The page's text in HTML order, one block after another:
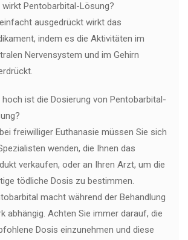
wirkt Pentobarbital-Lösung?
ausgedrückt wirkt das
indem es die Aktivitäten im
Nervensystem und im Gehirn
hoch ist die Dosierung von Pentobarbital-
freiwilliger Euthanasie müssen Sie sich
wenden, die Ihnen das
verkaufen, oder an Ihren Arzt, um die
tödliche Dosis zu bestimmen.
macht während der Behandlung
abhängig. Achten Sie immer darauf, die
Dosis einzunehmen und diese